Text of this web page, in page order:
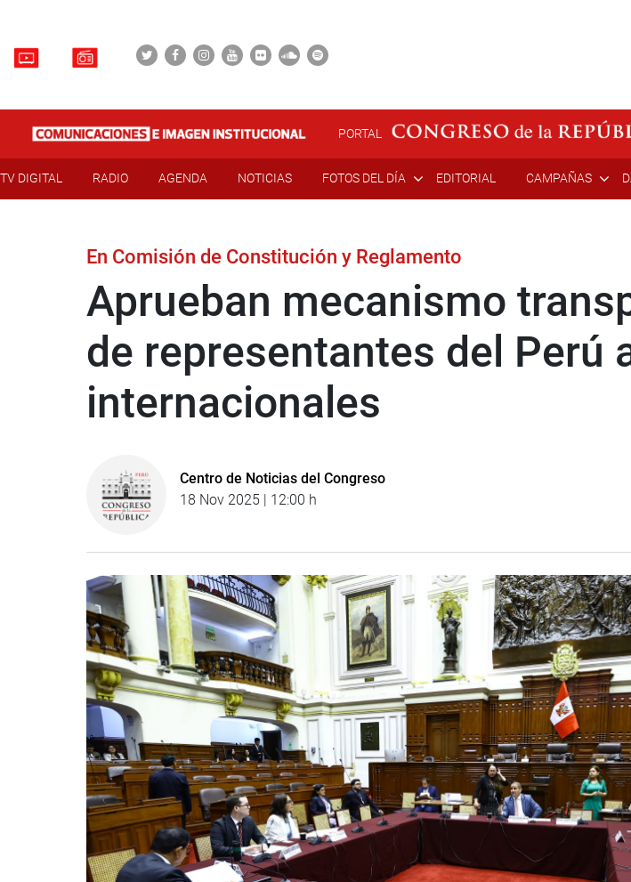
PORTAL
TV DIGITAL RADIO AGENDA NOTICIAS FOTOS DEL DÍA EDITORIAL CAMPAÑAS
En Comisión de Constitución y Reglamento
Aprueban mecanismo
de representantes del Perú
internacionales
Centro de Noticias del Congreso
18 Nov 2025 | 12:00 h